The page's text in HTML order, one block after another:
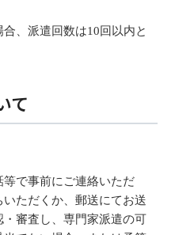
、派遣回数は10回以内と
て
で事前にご連絡いただ
ただくか、郵送にてお送
審査し、専門家派遣の可